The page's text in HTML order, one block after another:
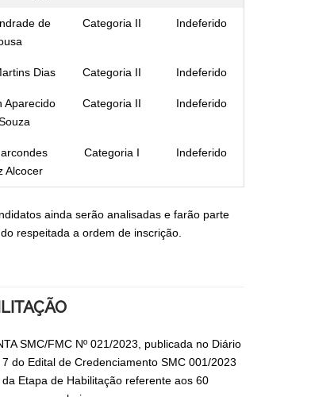
de
Categoria II Indeferido
Dias Categoria II Indeferido
Aparecido
Categoria II Indeferido
Alcocer
Categoria I Indeferido
ainda serão analisadas e farão parte
respeitada a ordem de inscrição.
SMC/FMC Nº 021/2023, publicada no Diário
do Edital de Credenciamento SMC 001/2023
Etapa de Habilitação referente aos 60